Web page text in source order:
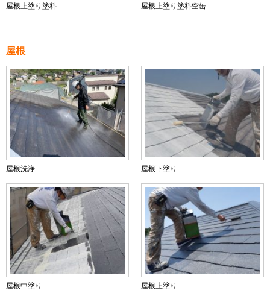
屋根上塗り塗料 屋根上塗り塗料空缶
屋根
屋根洗浄 屋根下塗り
屋根中塗り 屋根上塗り